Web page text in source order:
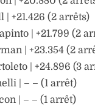
| +21.426 (2 arrêts)
| +21.799 (2
| +23.354 (2
| +24.896 (3
| – – (1 arrêt)
| – – (1 arrêt)